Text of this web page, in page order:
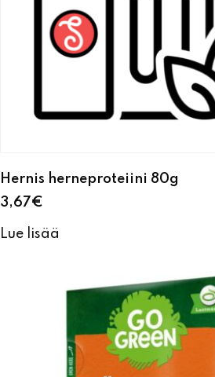
Hernis herneproteiini 80g
3,67€
Lue lisää